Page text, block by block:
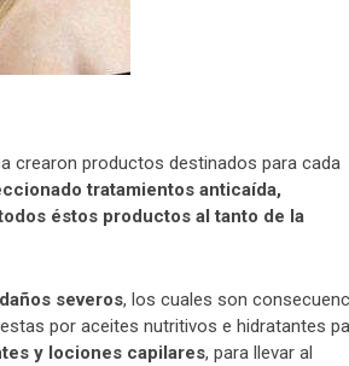
crearon productos destinados para cada
tratamientos anticaída,
éstos productos al tanto de la
severos, los cuales son
por aceites nutritivos e hidratantes
y lociones capilares, para llevar al